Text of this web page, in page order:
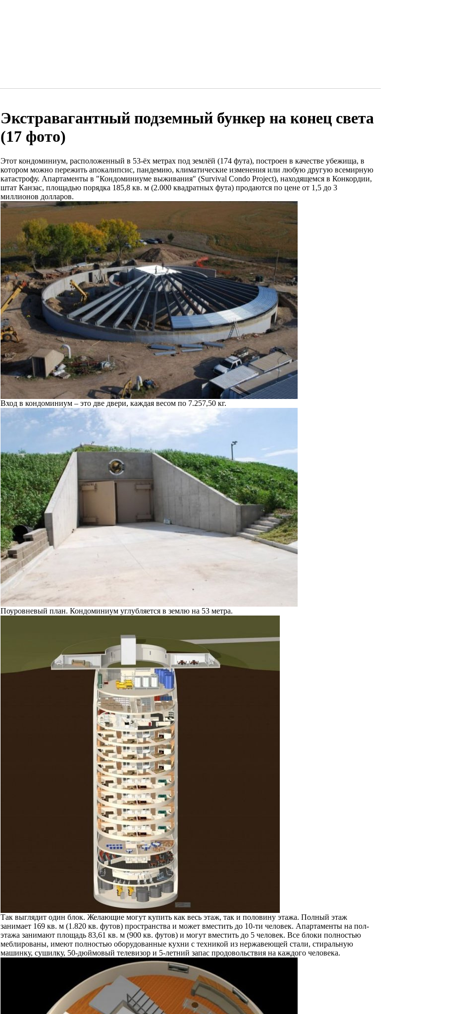
Экстравагантный подземный бункер на конец света
(17 фото)
Этот кондоминиум, расположенный в 53-ёх метрах под землёй (174 фута), построен в качестве убежища, в
котором можно пережить апокалипсис, пандемию, климатические изменения или любую другую всемирную
катастрофу. Апартаменты в "Кондоминиуме выживания" (Survival Condo Project), находящемся в Конкордии,
штат Канзас, площадью порядка 185,8 кв. м (2.000 квадратных фута) продаются по цене от 1,5 до 3
миллионов долларов.
Вход в кондоминиум – это две двери, каждая весом по 7.257,50 кг.
Поуровневый план. Кондоминиум углубляется в землю на 53 метра.
Так выглядит один блок. Желающие могут купить как весь этаж, так и половину этажа. Полный этаж
занимает 169 кв. м (1.820 кв. футов) пространства и может вместить до 10-ти человек. Апартаменты на пол-
этажа занимают площадь 83,61 кв. м (900 кв. футов) и могут вместить до 5 человек. Все блоки полностью
меблированы, имеют полностью оборудованные кухни с техникой из нержавеющей стали, стиральную
машинку, сушилку, 50-дюймовый телевизор и 5-летний запас продовольствия на каждого человека.